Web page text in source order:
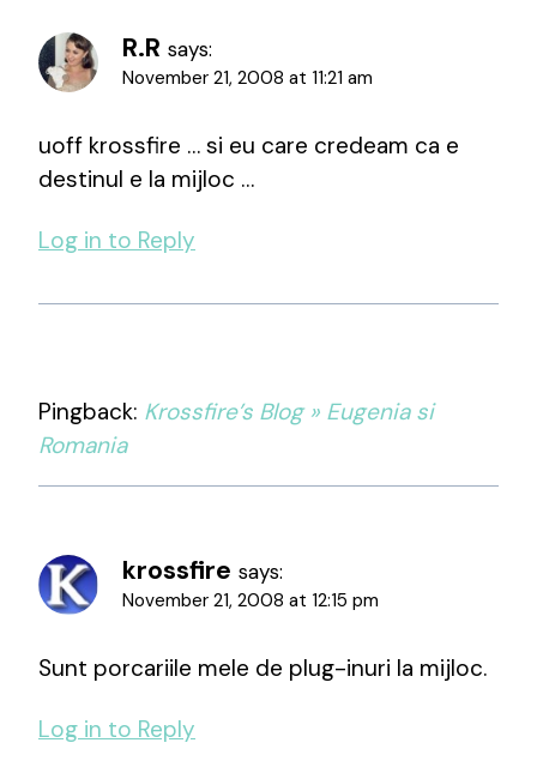
R.R says:
November 21, 2008 at 11:21 am
uoff krossfire … si eu care credeam ca e
destinul e la mijloc …
Log in to Reply
Pingback: Krossfire’s Blog » Eugenia si
Romania
krossfire says:
November 21, 2008 at 12:15 pm
Sunt porcariile mele de plug-inuri la mijloc.
Log in to Reply